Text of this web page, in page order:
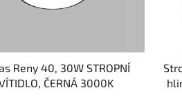
Reny 40, 30W STROPNÍ
ČERNÁ 3000K